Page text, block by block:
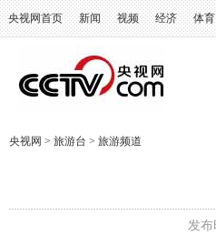
央视网首页 新闻 视频 经济 体育
央视网 > 旅游台 > 旅游频道
发